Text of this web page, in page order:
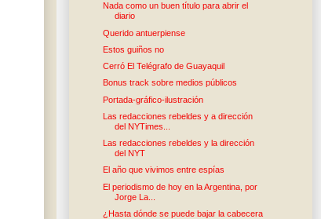
Nada como un buen título para abrir el
diario
Querido antuerpiense​
Estos guiños no
Cerró El Telégrafo de Guayaquil
Bonus track sobre medios públicos
Portada-gráfico-ilustración
Las redacciones rebeldes y a dirección
del NYTimes...
Las redacciones rebeldes y la dirección
del NYT
El año que vivimos entre espías
El periodismo de hoy en la Argentina, por
Jorge La...
¿Hasta dónde se puede bajar la cabecera